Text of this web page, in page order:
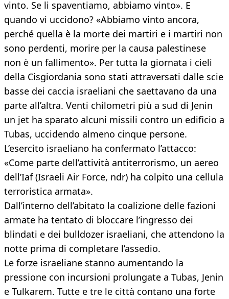
vinto. Se li spaventiamo, abbiamo vinto». E
quando vi uccidono? «Abbiamo vinto ancora,
perché quella è la morte dei martiri e i martiri non
sono perdenti, morire per la causa palestinese
non è un fallimento». Per tutta la giornata i cieli
della Cisgiordania sono stati attraversati dalle scie
basse dei caccia israeliani che saettavano da una
parte all’altra. Venti chilometri più a sud di Jenin
un jet ha sparato alcuni missili contro un edificio a
Tubas, uccidendo almeno cinque persone.
L’esercito israeliano ha confermato l’attacco:
«Come parte dell’attività antiterrorismo, un aereo
dell’Iaf (Israeli Air Force, ndr) ha colpito una cellula
terroristica armata».
Dall’interno dell’abitato la coalizione delle fazioni
armate ha tentato di bloccare l’ingresso dei
blindati e dei bulldozer israeliani, che attendono la
notte prima di completare l’assedio.
Le forze israeliane stanno aumentando la
pressione con incursioni prolungate a Tubas, Jenin
e Tulkarem. Tutte e tre le città contano una forte